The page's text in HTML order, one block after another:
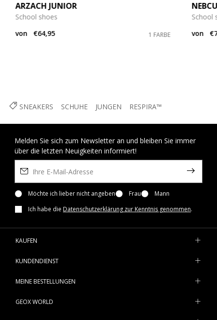
SNEAKERS SCHUHE JUNGEN RESPIRA™
ARZACH JUNIOR
School shoes
von
€64,95 1 FARBE
School
von
Melden Sie sich zum Newsletter an und bleiben Sie immer
über die letzten Neuigkeiten informiert!
Möchte ich lieber nicht angeben Frau
Mann
Ich habe die Datenschutzerklärung zur Kenntnis genommen.
KAUFEN
KUNDENDIENST
MEINE BESTELLUNGEN
GEOX WORLD